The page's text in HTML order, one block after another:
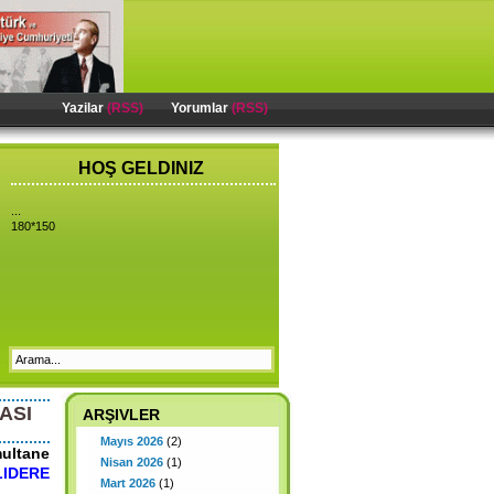
Yazilar(RSS) Yorumlar(RSS)
HOŞ GELDINIZ
180*150
ARŞIVLER
Mayıs 2026 (2)
Nisan 2026 (1)
Mart 2026 (1)